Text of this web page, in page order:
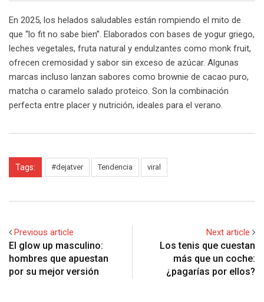
En 2025, los helados saludables están rompiendo el mito de
que “lo fit no sabe bien”. Elaborados con bases de yogur griego,
leches vegetales, fruta natural y endulzantes como monk fruit,
ofrecen cremosidad y sabor sin exceso de azúcar. Algunas
marcas incluso lanzan sabores como brownie de cacao puro,
matcha o caramelo salado proteico. Son la combinación
perfecta entre placer y nutrición, ideales para el verano.
Tags: #dejatver Tendencia viral
Previous article
El glow up masculino:
hombres que apuestan
por su mejor versión
Next article
Los tenis que cuestan
más que un coche:
¿pagarías por ellos?